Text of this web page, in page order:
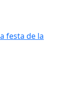
de la disbauxa